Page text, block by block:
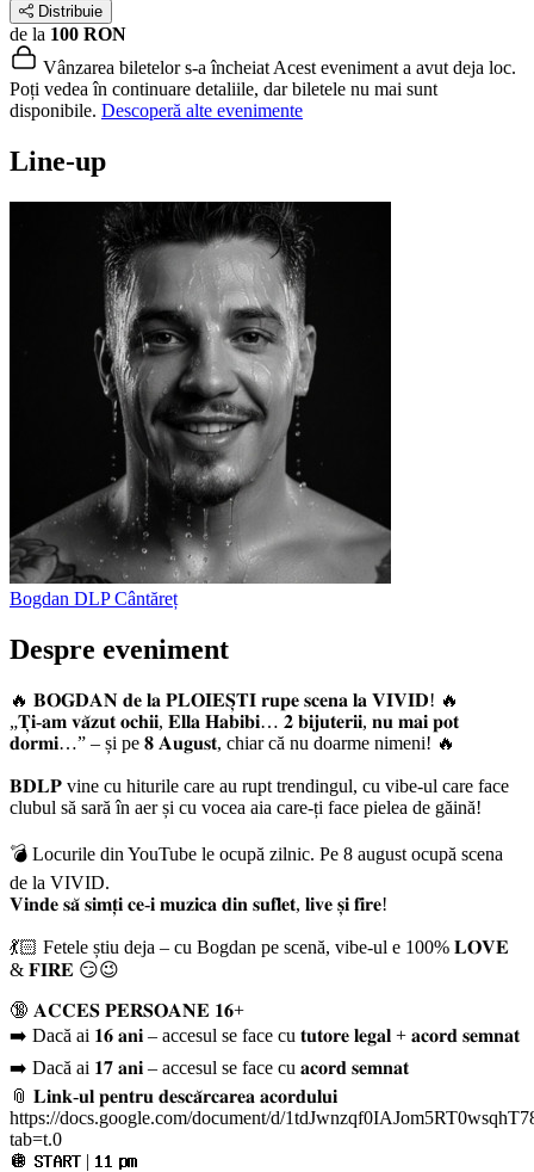
Distribuie
de la 100 RON
Vânzarea biletelor s-a încheiat Acest eveniment a avut deja loc.
Poți vedea în continuare detaliile, dar biletele nu mai sunt
disponibile. Descoperă alte evenimente
Line-up
Bogdan DLP Cântăreț
Despre eveniment
🔥 𝐁𝐎𝐆𝐃𝐀𝐍 𝐝𝐞 𝐥𝐚 𝐏𝐋𝐎𝐈𝐄𝐒̦𝐓𝐈 𝐫𝐮𝐩𝐞 𝐬𝐜𝐞𝐧𝐚 𝐥𝐚 𝐕𝐈𝐕𝐈𝐃! 🔥
„𝐓̦𝐢-𝐚𝐦 𝐯𝐚̆𝐳𝐮𝐭 𝐨𝐜𝐡𝐢𝐢, 𝐄𝐥𝐥𝐚 𝐇𝐚𝐛𝐢𝐛𝐢… 𝟐 𝐛𝐢𝐣𝐮𝐭𝐞𝐫𝐢𝐢, 𝐧𝐮 𝐦𝐚𝐢 𝐩𝐨𝐭
𝐝𝐨𝐫𝐦𝐢…” – și pe 𝟖 𝐀𝐮𝐠𝐮𝐬𝐭, chiar că nu doarme nimeni! 🔥
𝐁𝐃𝐋𝐏 vine cu hiturile care au rupt trendingul, cu vibe-ul care face
clubul să sară în aer și cu vocea aia care-ți face pielea de găină!
💣 Locurile din YouTube le ocupă zilnic. Pe 8 august ocupă scena
de la VIVID.
𝐕𝐢𝐧𝐝𝐞 𝐬𝐚̆ 𝐬𝐢𝐦𝐭̦𝐢 𝐜𝐞-𝐢 𝐦𝐮𝐳𝐢𝐜𝐚 𝐝𝐢𝐧 𝐬𝐮𝐟𝐥𝐞𝐭, 𝐥𝐢𝐯𝐞 𝐬̦𝐢 𝐟𝐢𝐫𝐞!
💃🏻 Fetele știu deja – cu Bogdan pe scenă, vibe-ul e 100% 𝐋𝐎𝐕𝐄
& 𝐅𝐈𝐑𝐄 😏😉
🔞 𝐀𝐂𝐂𝐄𝐒 𝐏𝐄𝐑𝐒𝐎𝐀𝐍𝐄 𝟏𝟔+
➡️ Dacă ai 𝟏𝟔 𝐚𝐧𝐢 – accesul se face cu 𝐭𝐮𝐭𝐨𝐫𝐞 𝐥𝐞𝐠𝐚𝐥 + 𝐚𝐜𝐨𝐫𝐝 𝐬𝐞𝐦𝐧𝐚𝐭
➡️ Dacă ai 𝟏𝟕 𝐚𝐧𝐢 – accesul se face cu 𝐚𝐜𝐨𝐫𝐝 𝐬𝐞𝐦𝐧𝐚𝐭
📎 𝐋𝐢𝐧𝐤-𝐮𝐥 𝐩𝐞𝐧𝐭𝐫𝐮 𝐝𝐞𝐬𝐜𝐚̆𝐫𝐜𝐚𝐫𝐞𝐚 𝐚𝐜𝐨𝐫𝐝𝐮𝐥𝐮𝐢
https://docs.google.com/document/d/
tab=t.0
🪩 𝐒𝐓𝐀𝐑𝐓 | 𝟏𝟏 𝐩𝐦